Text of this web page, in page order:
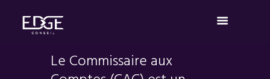
Le Commissaire aux